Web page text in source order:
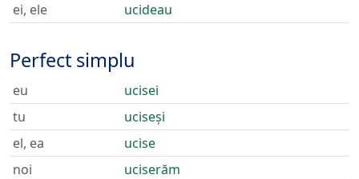
ei, ele
ucideau
Perfect simplu
eu
ucisei
tu
uciseși
el, ea
ucise
noi
uciserăm